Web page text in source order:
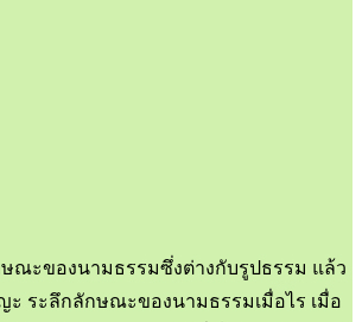
ษณะของนามธรรมซึ่งต่างกับรูปธรรม แล้ว
ระลึกลักษณะของนามธรรมเมื่อไร เมื่อ